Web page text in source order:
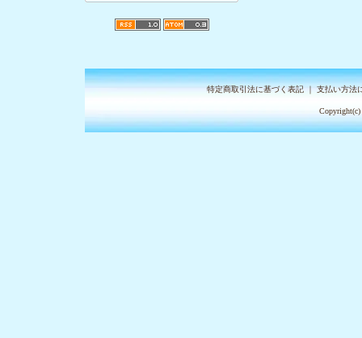
特定商取引法に基づく表記｜支払い方法